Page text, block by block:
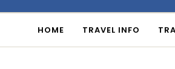
HOME TRAVEL INFO